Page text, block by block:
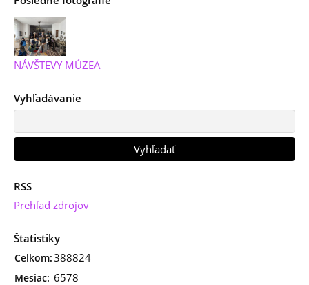
NÁVŠTEVY MÚZEA
Vyhľadávanie
RSS
Prehľad zdrojov
Štatistiky
Celkom:388824
Mesiac: 6578